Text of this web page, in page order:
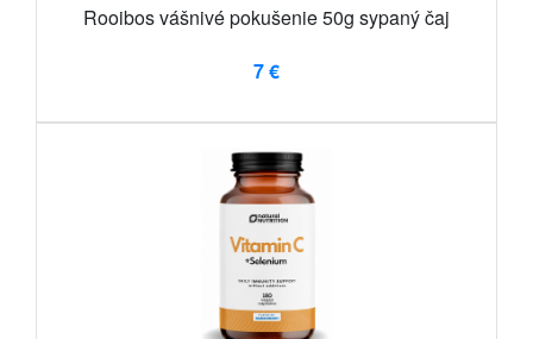
Rooibos vášnivé pokušenie 50g sypaný čaj
7 €